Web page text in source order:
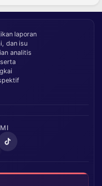
laporan
dan isu
analitis